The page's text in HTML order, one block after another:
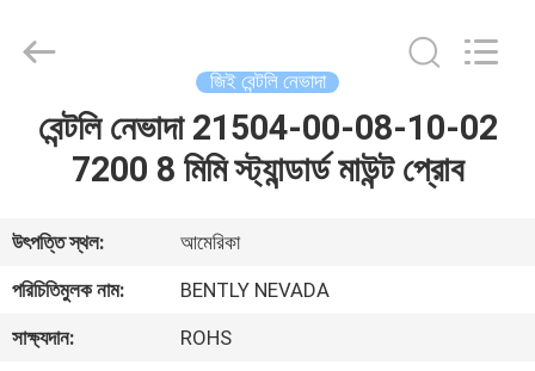
বাড়ি
আমাদের
সম্পর্কে
জিই বেন্টলি নেভাদা
বেন্টলি নেভাদা 21504-00-08-10-02
7200 8 মিমি স্ট্যান্ডার্ড মাউন্ট প্রোব
উৎপত্তি স্থল:
আমেরিকা
পরিচিতিমুলক নাম:
BENTLY NEVADA
সাক্ষ্যদান:
ROHS